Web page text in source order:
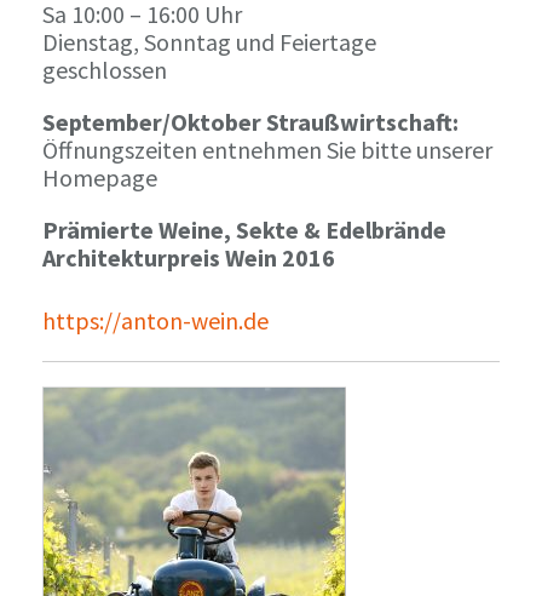
Sa 10:00 – 16:00 Uhr
Dienstag, Sonntag und Feiertage
geschlossen
September/Oktober Straußwirtschaft:
Öffnungszeiten entnehmen Sie bitte unserer
Homepage
Prämierte Weine, Sekte & Edelbrände
Architekturpreis Wein 2016
https://anton-wein.de